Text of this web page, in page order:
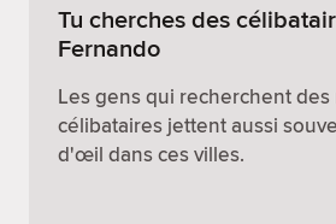
Tu cherches des
Fernando
Les gens qui recherchent
célibataires jettent aussi
d'œil dans ces villes.